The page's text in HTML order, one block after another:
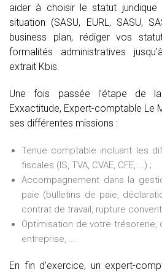
aider à choisir le statut
situation (SASU, EURL, SASU,
business plan, rédiger vos
formalités administratives
extrait Kbis.
Une fois passée l’étape de la
Exxactitude, Expert-comptable Le
ses différentes missions :
Tenue comptable incluant les
fiscales (IS, TVA, CVAE, CFE, …) ;
Accompagnement dans la
paie (bulletins de paie,
contrat de travail, rupture
Optimisation de votre trésorerie,
entreprise, ….
En fin d’exercice, un expert-